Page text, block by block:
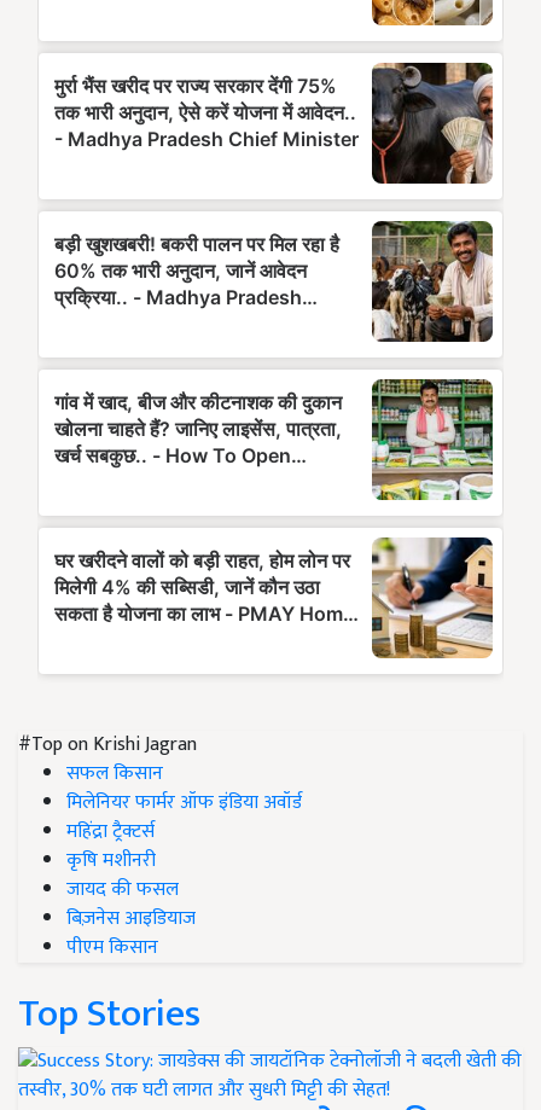
#Top on Krishi Jagran
सफल किसान
मिलेनियर फार्मर ऑफ इंडिया अवॉर्ड
महिंद्रा ट्रैक्टर्स
कृषि मशीनरी
जायद की फसल
बिज़नेस आइडियाज
पीएम किसान
Top Stories